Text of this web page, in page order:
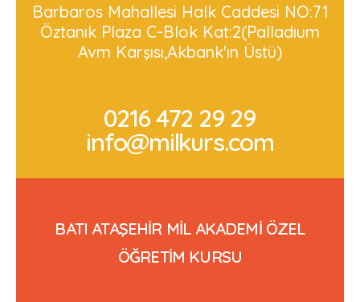
Barbaros Mahallesi Halk Caddesi NO:71
Öztanık Plaza C-Blok Kat:2(Palladıum
Avm Karşısı,Akbank'ın Üstü)
0216 472 29 29
info@milkurs.com
BATI ATAŞEHİR MİL AKADEMİ ÖZEL
ÖĞRETİM KURSU